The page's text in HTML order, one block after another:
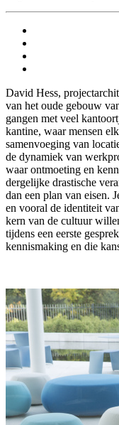
David Hess,
van het oude gebouw
gangen met veel
kantine, waar mensen
samenvoeging van
de dynamiek van
waar ontmoeting en
dergelijke drastische
dan een plan van eisen.
en vooral de identiteit
kern van de cultuur
tijdens een eerste
kennismaking en die